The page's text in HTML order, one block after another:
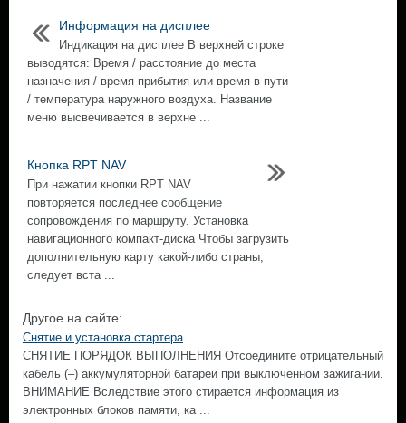
Информация на дисплее
Индикация на дисплее В верхней строке
выводятся: Время / расстояние до места
назначения / время прибытия или время в пути
/ температура наружного воздуха. Название
меню высвечивается в верхне ...
Кнопка RPT NAV
При нажатии кнопки RPT NAV
повторяется последнее сообщение
сопровождения по маршруту. Установка
навигационного компакт-диска Чтобы загрузить
дополнительную карту какой-либо страны,
следует вста ...
Другое на сайте:
Снятие и установка стартера
СНЯТИЕ ПОРЯДОК ВЫПОЛНЕНИЯ Отсоедините отрицательный
кабель (–) аккумуляторной батареи при выключенном зажигании.
ВНИМАНИЕ Вследствие этого стирается информация из
электронных блоков памяти, ка ...